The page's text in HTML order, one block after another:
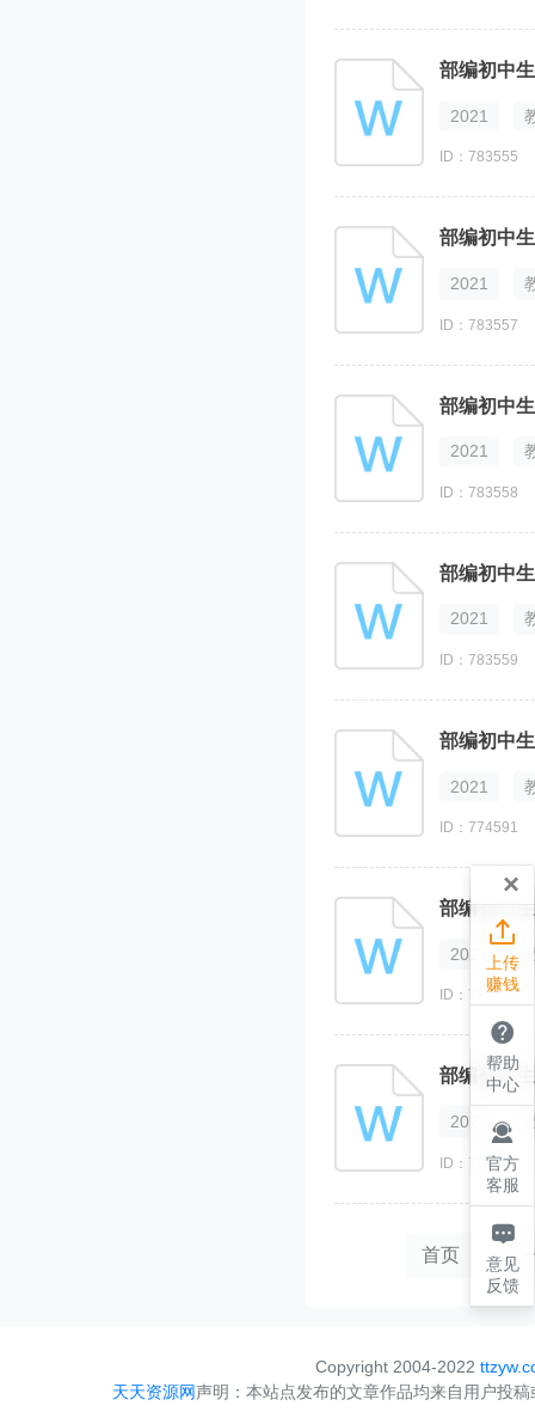
部编初中
2021
ID：783555
部编初中
2021
ID：783557
部编初中
2021
ID：783558
部编初中
2021
ID：783559
部编初中
2021
ID：774591
部编初中
2021
ID：774588
部编初中
2021
ID：769353
首页 上
Copyright 2004-2022
天天资源网声明：本站点发布的文章作品均来自用户投
×

上传
赚钱

帮助
中心

官方
客服

意见
反馈